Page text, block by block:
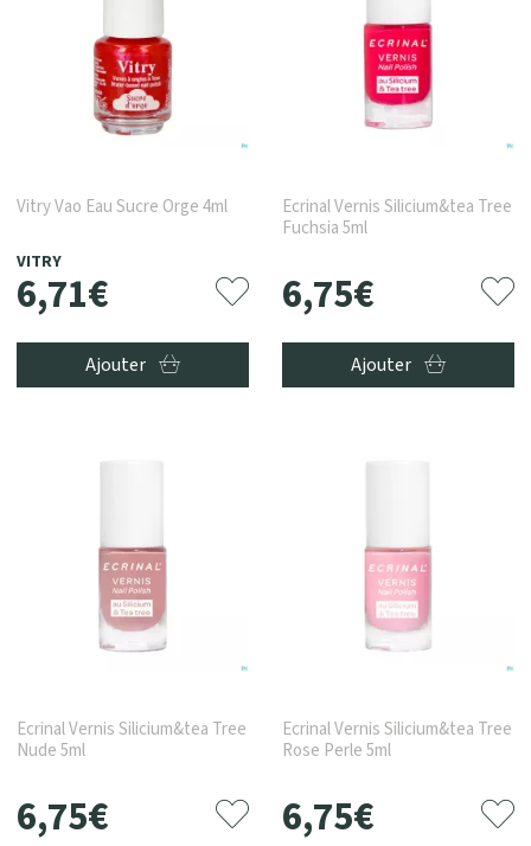
Vitry Vao Eau Sucre Orge 4ml
VITRY
6,71€
Ajouter
Ecrinal Vernis Silicium&tea Tree
Fuchsia 5ml
6,75€
Ajouter
Ecrinal Vernis Silicium&tea Tree
Nude 5ml
6,75€
Ecrinal Vernis Silicium&tea Tree
Rose Perle 5ml
6,75€